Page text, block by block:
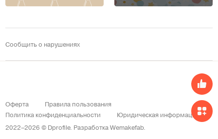
Сообщить о нарушениях
2022–2026 © Dprofile. РазработкаWemakefab.
Оферта
Правила пользования
Политика конфиденциальности
Юридическая информация